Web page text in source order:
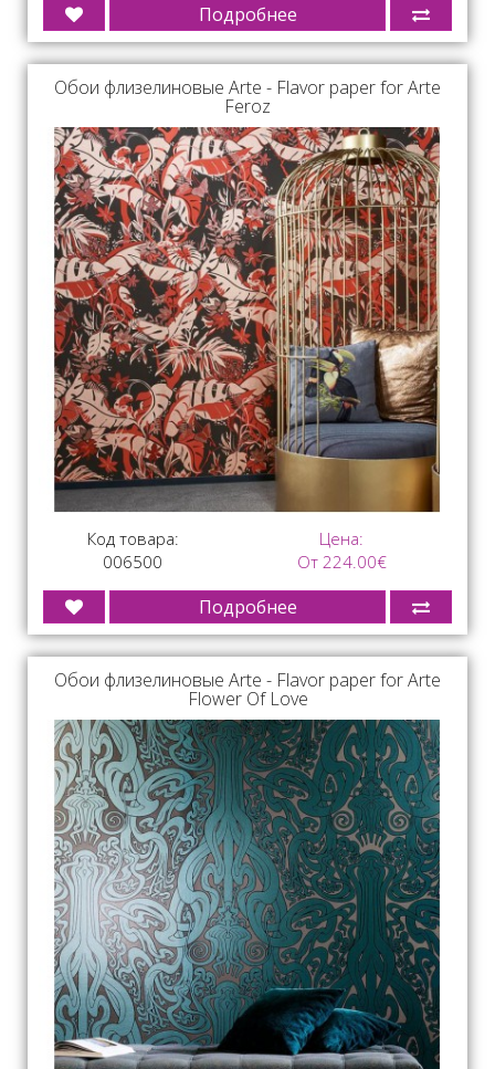
Подробнее
Обои флизелиновые Arte - Flavor paper for Arte
Feroz
Код товара:
006500
Цена:
От 224.00€
Подробнее
Обои флизелиновые Arte - Flavor paper for Arte
Flower Of Love